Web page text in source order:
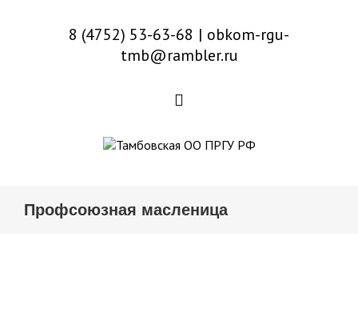
8 (4752) 53-63-68 | obkom-rgu-
tmb@rambler.ru
Профсоюзная масленица